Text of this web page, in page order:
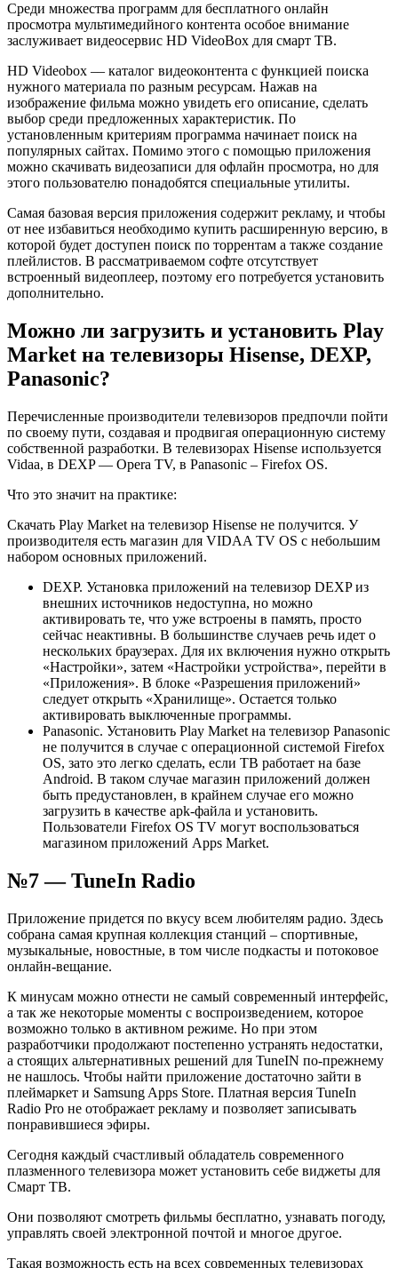
Среди множества программ для бесплатного онлайн
просмотра мультимедийного контента особое внимание
заслуживает видеосервис HD VideoBox для смарт ТВ.
HD Videobox –– каталог видеоконтента с функцией поиска
нужного материала по разным ресурсам. Нажав на
изображение фильма можно увидеть его описание, сделать
выбор среди предложенных характеристик. По
установленным критериям программа начинает поиск на
популярных сайтах. Помимо этого с помощью приложения
можно скачивать видеозаписи для офлайн просмотра, но для
этого пользователю понадобятся специальные утилиты.
Самая базовая версия приложения содержит рекламу, и чтобы
от нее избавиться необходимо купить расширенную версию, в
которой будет доступен поиск по торрентам а также создание
плейлистов. В рассматриваемом софте отсутствует
встроенный видеоплеер, поэтому его потребуется установить
дополнительно.
Можно ли загрузить и установить Play
Market на телевизоры Hisense, DEXP,
Panasonic?
Перечисленные производители телевизоров предпочли пойти
по своему пути, создавая и продвигая операционную систему
собственной разработки. В телевизорах Hisense используется
Vidaa, в DEXP — Opera TV, в Panasonic – Firefox OS.
Что это значит на практике:
Скачать Play Market на телевизор Hisense не получится. У
производителя есть магазин для VIDAA TV OS с небольшим
набором основных приложений.
DEXP. Установка приложений на телевизор DEXP из
внешних источников недоступна, но можно
активировать те, что уже встроены в память, просто
сейчас неактивны. В большинстве случаев речь идет о
нескольких браузерах. Для их включения нужно открыть
«Настройки», затем «Настройки устройства», перейти в
«Приложения». В блоке «Разрешения приложений»
следует открыть «Хранилище». Остается только
активировать выключенные программы.
Panasonic. Установить Play Market на телевизор Panasonic
не получится в случае с операционной системой Firefox
OS, зато это легко сделать, если ТВ работает на базе
Android. В таком случае магазин приложений должен
быть предустановлен, в крайнем случае его можно
загрузить в качестве apk-файла и установить.
Пользователи Firefox OS TV могут воспользоваться
магазином приложений Apps Market.
№7 — TuneIn Radio
Приложение придется по вкусу всем любителям радио. Здесь
собрана самая крупная коллекция станций – спортивные,
музыкальные, новостные, в том числе подкасты и потоковое
онлайн-вещание.
К минусам можно отнести не самый современный интерфейс,
а так же некоторые моменты с воспроизведением, которое
возможно только в активном режиме. Но при этом
разработчики продолжают постепенно устранять недостатки,
а стоящих альтернативных решений для TuneIN по-прежнему
не нашлось. Чтобы найти приложение достаточно зайти в
плеймаркет и Samsung Apps Store. Платная версия TuneIn
Radio Pro не отображает рекламу и позволяет записывать
понравившиеся эфиры.
Сегодня каждый счастливый обладатель современного
плазменного телевизора может установить себе виджеты для
Смарт ТВ.
Они позволяют смотреть фильмы бесплатно, узнавать погоду,
управлять своей электронной почтой и многое другое.
Такая возможность есть на всех современных телевизорах